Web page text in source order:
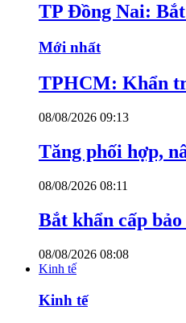
TP Đồng Nai:
Mới nhất
TPHCM: Khẩn
08/08/2026 09:13
Tăng phối hợp,
08/08/2026 08:11
Bắt khẩn cấp
08/08/2026 08:08
Kinh tế
Kinh tế